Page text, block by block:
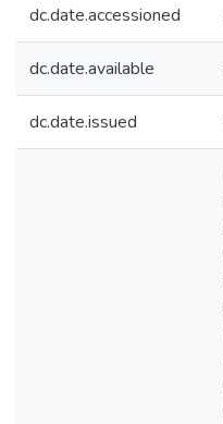
dc.date.accessioned
dc.date.available
dc.date.issued